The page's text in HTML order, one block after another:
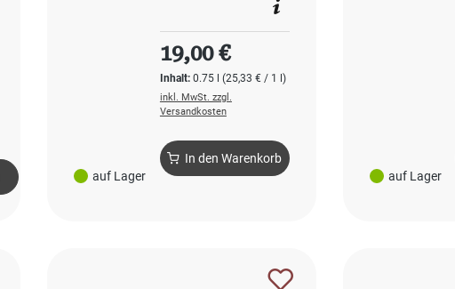
auf Lager
Inhalt: 0.75 l (25,33 € / 1 l)
Regulärer Preis:
19,00 €
inkl. MwSt. zzgl.
Versandkosten
In den Warenkorb
auf Lager